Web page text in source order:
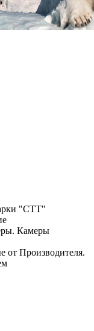
"СТТ"
Камеры
Производителя.